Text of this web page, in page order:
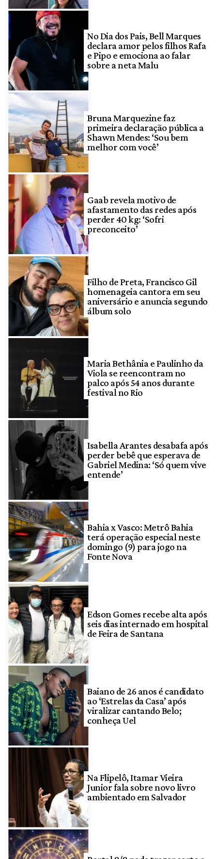
No Dia dos Pais, Bell Marques
declara amor pelos filhos Rafa
e Pipo e emociona ao falar
sobre a neta Malu
Bruna Marquezine faz
primeira declaração pública a
Shawn Mendes: ‘Sou bem
melhor com você’
Gaab revela motivo de
afastamento das redes após
perder 40 kg: ‘Sofri
preconceito’
Filho de Preta, Francisco Gil
homenageia cantora em seu
aniversário e anuncia segundo
álbum solo
Maria Bethânia e Paulinho da
Viola se reencontram no
palco após 54 anos durante
festival no Rio
Isabella Arantes desabafa após
perder bebê que esperava de
Gabriel Medina: ‘Só quem vive
entende’
Bahia x Vasco: Metrô Bahia
terá operação especial neste
domingo (9) para jogo na
Fonte Nova
Edson Gomes recebe alta após
seis dias internado em hospital
de Feira de Santana
Baiano de 26 anos é candidato
ao ‘Estrelas da Casa’ após
viralizar cantando Belo;
conheça Uel
Na Flipelô, Itamar Vieira
Junior fala sobre novo livro
ambientado em Salvador